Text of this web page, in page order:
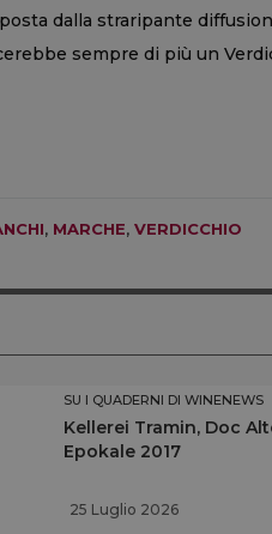
dalla straripante
sempre di più un
, MARCHE, VERDICCHIO
SU I QUADERNI DI WINENEWS
Kellerei Tramin, Doc
Epokale 2017
25 Luglio 2026